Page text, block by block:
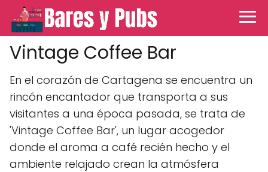
Vintage Coffee Bar
En el corazón de Cartagena se encuentra un
rincón encantador que transporta a sus
visitantes a una época pasada, se trata de
'Vintage Coffee Bar', un lugar acogedor
donde el aroma a café recién hecho y el
ambiente relajado crean la atmósfera